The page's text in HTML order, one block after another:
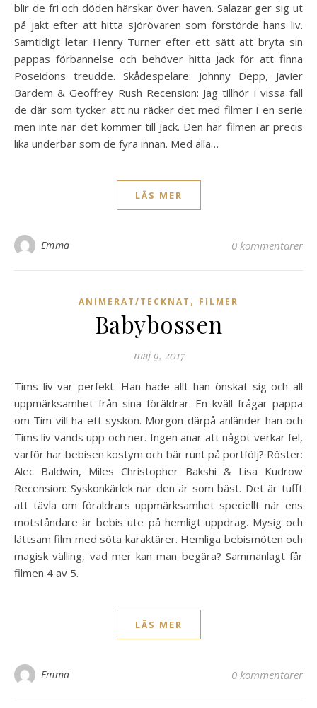
blir de fri och döden härskar över haven. Salazar ger sig ut
på jakt efter att hitta sjörövaren som förstörde hans liv.
Samtidigt letar Henry Turner efter ett sätt att bryta sin
pappas förbannelse och behöver hitta Jack för att finna
Poseidons treudde. Skådespelare: Johnny Depp, Javier
Bardem & Geoffrey Rush Recension: Jag tillhör i vissa fall
de där som tycker att nu räcker det med filmer i en serie
men inte när det kommer till Jack. Den här filmen är precis
lika underbar som de fyra innan. Med alla…
LÄS MER
Emma 0 kommentarer
ANIMERAT/TECKNAT , FILMER
Babybossen
maj 9, 2017
Tims liv var perfekt. Han hade allt han önskat sig och all
uppmärksamhet från sina föräldrar. En kväll frågar pappa
om Tim vill ha ett syskon. Morgon därpå anländer han och
Tims liv vänds upp och ner. Ingen anar att något verkar fel,
varför har bebisen kostym och bär runt på portfölj? Röster:
Alec Baldwin, Miles Christopher Bakshi & Lisa Kudrow
Recension: Syskonkärlek när den är som bäst. Det är tufft
att tävla om föräldrars uppmärksamhet speciellt när ens
motståndare är bebis ute på hemligt uppdrag. Mysig och
lättsam film med söta karaktärer. Hemliga bebismöten och
magisk välling, vad mer kan man begära? Sammanlagt får
filmen 4 av 5.
LÄS MER
Emma 0 kommentarer